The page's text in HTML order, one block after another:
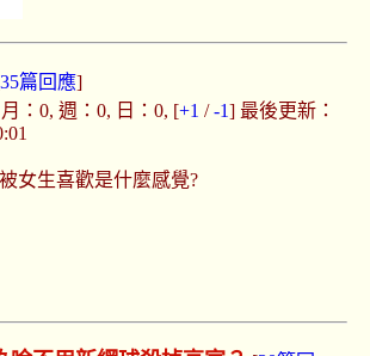
35篇回應]
：0, 週：0, 日：0, [+1 /-1] 最後更新：
被女生喜歡是什麼感覺?